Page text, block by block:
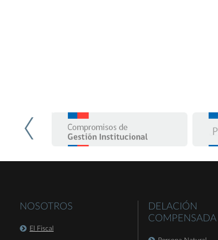
NOSOTROS
El Fiscal
DELACIÓN
COMPENSADA